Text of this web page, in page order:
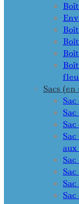
Sacs (en
aux